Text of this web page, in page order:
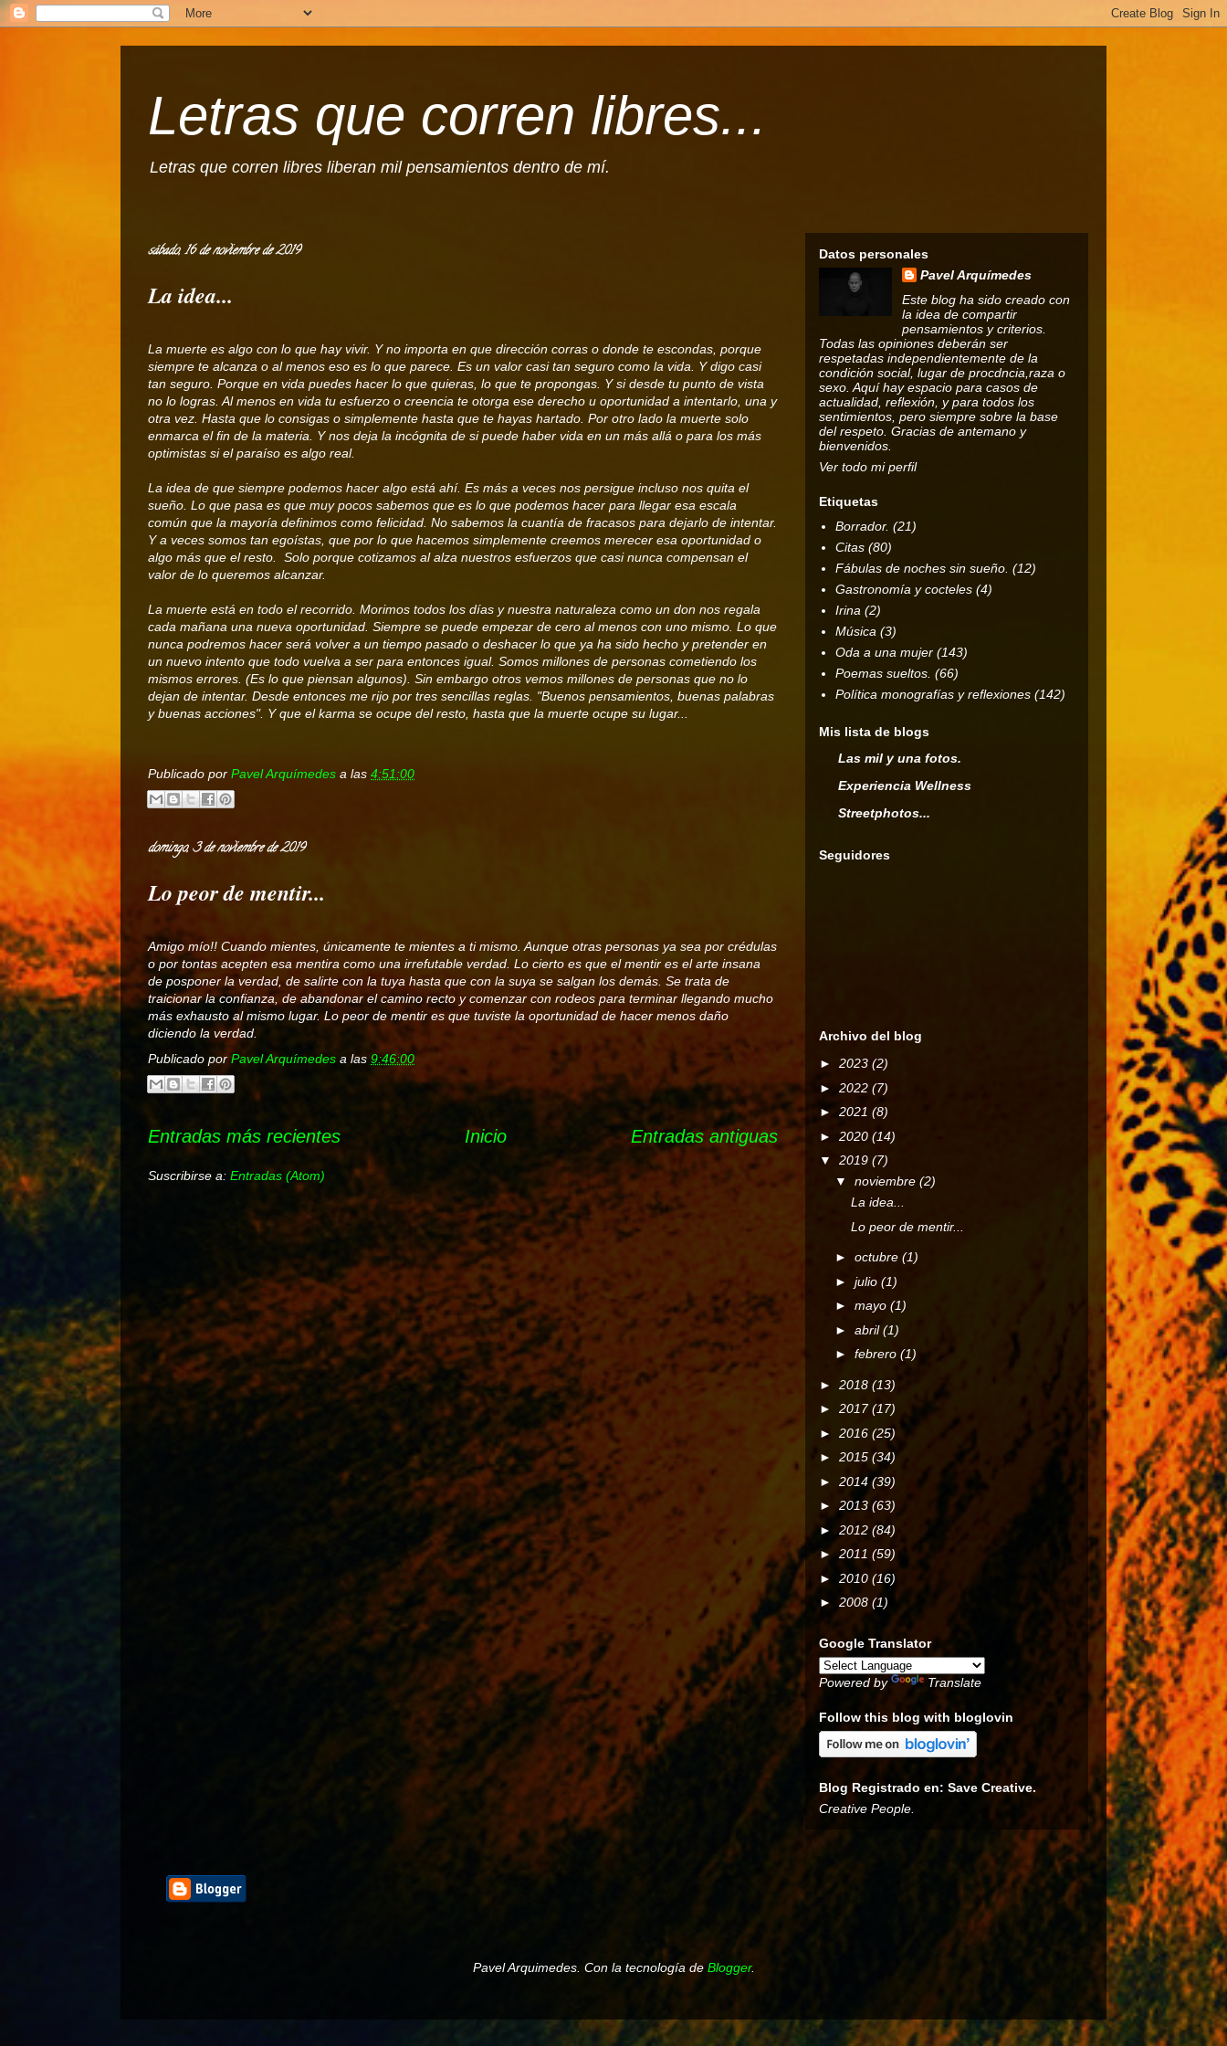
Letras que corren libres...
Letras que corren libres liberan mil pensamientos dentro de mí.
sábado, 16 de noviembre de 2019
La idea...
La muerte es algo con lo que hay vivir. Y no importa en que dirección corras o donde te escondas, porque
siempre te alcanza o al menos eso es lo que parece. Es un valor casi tan seguro como la vida. Y digo casi
tan seguro. Porque en vida puedes hacer lo que quieras, lo que te propongas. Y si desde tu punto de vista
no lo logras. Al menos en vida tu esfuerzo o creencia te otorga ese derecho u oportunidad a intentarlo, una y
otra vez. Hasta que lo consigas o simplemente hasta que te hayas hartado. Por otro lado la muerte solo
enmarca el fin de la materia. Y nos deja la incógnita de si puede haber vida en un más allá o para los más
optimistas si el paraíso es algo real.
La idea de que siempre podemos hacer algo está ahí. Es más a veces nos persigue incluso nos quita el
sueño. Lo que pasa es que muy pocos sabemos que es lo que podemos hacer para llegar esa escala
común que la mayoría definimos como felicidad. No sabemos la cuantía de fracasos para dejarlo de intentar.
Y a veces somos tan egoístas, que por lo que hacemos simplemente creemos merecer esa oportunidad o
algo más que el resto. Solo porque cotizamos al alza nuestros esfuerzos que casi nunca compensan el
valor de lo queremos alcanzar.
La muerte está en todo el recorrido. Morimos todos los días y nuestra naturaleza como un don nos regala
cada mañana una nueva oportunidad. Siempre se puede empezar de cero al menos con uno mismo. Lo que
nunca podremos hacer será volver a un tiempo pasado o deshacer lo que ya ha sido hecho y pretender en
un nuevo intento que todo vuelva a ser para entonces igual. Somos millones de personas cometiendo los
mismos errores. (Es lo que piensan algunos). Sin embargo otros vemos millones de personas que no lo
dejan de intentar. Desde entonces me rijo por tres sencillas reglas. "Buenos pensamientos, buenas palabras
y buenas acciones". Y que el karma se ocupe del resto, hasta que la muerte ocupe su lugar...
Publicado por Pavel Arquímedes a las 4:51:00
domingo, 3 de noviembre de 2019
Lo peor de mentir...
Amigo mío!! Cuando mientes, únicamente te mientes a ti mismo. Aunque otras personas ya sea por crédulas
o por tontas acepten esa mentira como una irrefutable verdad. Lo cierto es que el mentir es el arte insana
de posponer la verdad, de salirte con la tuya hasta que con la suya se salgan los demás. Se trata de
traicionar la confianza, de abandonar el camino recto y comenzar con rodeos para terminar llegando mucho
más exhausto al mismo lugar. Lo peor de mentir es que tuviste la oportunidad de hacer menos daño
diciendo la verdad.
Publicado por Pavel Arquímedes a las 9:46:00
Entradas más recientes Entradas antiguas
Inicio
Suscribirse a: Entradas (Atom)
Datos personales
Pavel Arquímedes
Este blog ha sido creado con
la idea de compartir
pensamientos y criterios.
Todas las opiniones deberán ser
respetadas independientemente de la
condición social, lugar de procdncia,raza o
sexo. Aquí hay espacio para casos de
actualidad, reflexión, y para todos los
sentimientos, pero siempre sobre la base
del respeto. Gracias de antemano y
bienvenidos.
Ver todo mi perfil
Etiquetas
Borrador. (21)
Citas (80)
Fábulas de noches sin sueño. (12)
Gastronomía y cocteles (4)
Irina (2)
Música (3)
Oda a una mujer (143)
Poemas sueltos. (66)
Política monografías y reflexiones (142)
Mis lista de blogs
Las mil y una fotos.
Experiencia Wellness
Streetphotos...
Seguidores
Archivo del blog
► 2023 (2)
► 2022 (7)
► 2021 (8)
► 2020 (14)
▼ 2019 (7)
▼ noviembre (2)
La idea...
Lo peor de mentir...
► octubre (1)
► julio (1)
► mayo (1)
► abril(1)
► febrero (1)
► 2018 (13)
► 2017(17)
► 2016 (25)
► 2015 (34)
► 2014(39)
► 2013 (63)
► 2012 (84)
►2011 (59)
► 2010 (16)
► 2008 (1)
Google Translator
Powered by Translate
Follow this blog with bloglovin
Blog Registrado en: Save Creative.
Creative People.
Pavel Arquimedes. Con la tecnología de Blogger.